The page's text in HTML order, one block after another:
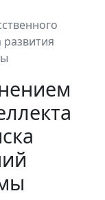
развития